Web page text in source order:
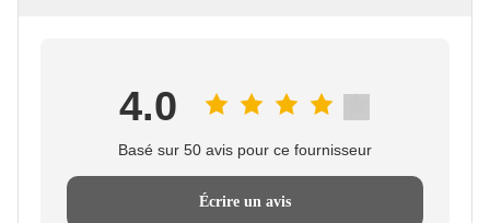
4.0
Basé sur 50 avis pour ce fournisseur
Écrire un avis